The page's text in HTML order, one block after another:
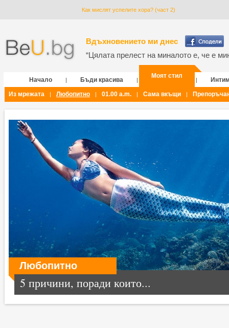
Как мислят успелите хора? (част 2)
Вдъхновението ми днес
“Цялата прелест на миналото е, че е
Начало | Бъди красива |
Моят стил
|
Из мрежата
| Любопитно | 01.00 a.m. | Сама вкъщи |
Любопитно
5 причини, поради които...